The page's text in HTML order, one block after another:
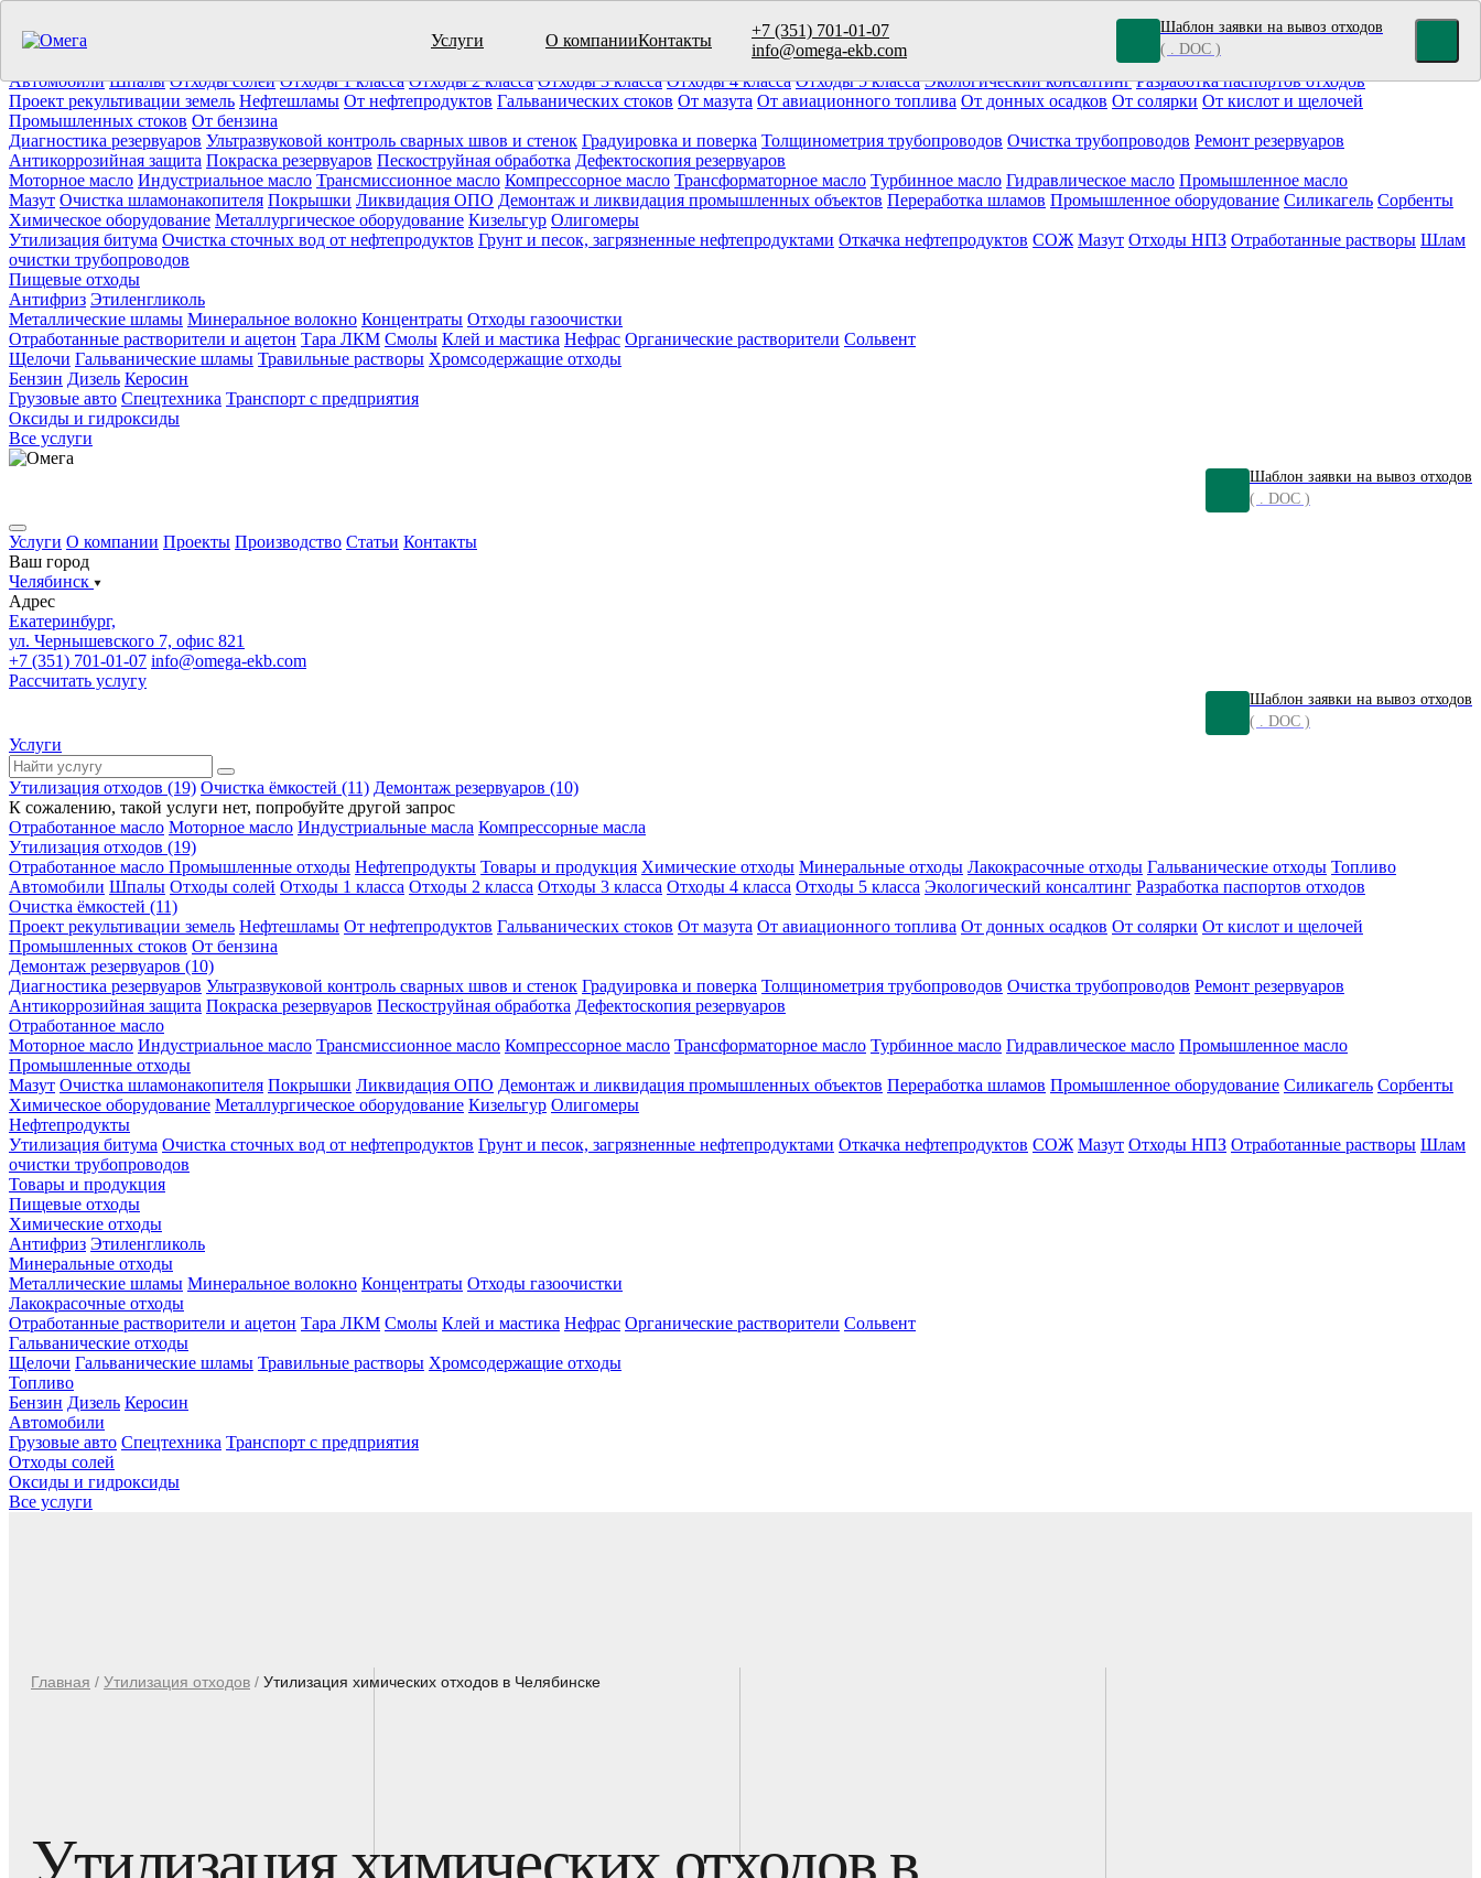
Услуги О компанииКонтакты
+7 (351) 701-01-07
info@omega-ekb.com
Шаблон заявки на вывоз отходов
( . DOC )
Утилизация отходов (19)
Демонтаж резервуаров (10)
Химические отходы Минеральные отходы Лакокрасочные отходы Гальванические отходы
Автомобили Шпалы Отходы солей Отходы 1 класса Отходы 2 класса Отходы 3 класса Отходы 4 класса Отходы 5 класса Экологический консалтинг Разработка паспортов отходов
Проект рекультивации земель Нефтешламы От нефтепродуктов Гальванических стоков От мазута От авиационного топлива От донных осадков От солярки От кислот и щелочей
Промышленных стоков От бензина
Диагностика резервуаров Ультразвуковой контроль сварных швов и стенок Градуировка и поверка Толщинометрия трубопроводов Очистка трубопроводов Ремонт резервуаров
Антикоррозийная защита Покраска резервуаров Пескоструйная обработка Дефектоскопия резервуаров
Моторное масло Индустриальное масло Трансмиссионное масло Компрессорное масло Трансформаторное масло Турбинное масло Гидравлическое масло Промышленное масло
Мазут Очистка шламонакопителя Покрышки Ликвидация ОПО Демонтаж и ликвидация промышленных объектов Переработка шламов Промышленное оборудование Силикагель Сорбенты
Химическое оборудование Металлургическое оборудование Кизельгур Олигомеры
Утилизация битума Очистка сточных вод от нефтепродуктов Грунт и песок, загрязненные нефтепродуктами Откачка нефтепродуктов СОЖ Мазут Отходы НПЗ Отработанные растворы Шлам
очистки трубопроводов
Пищевые отходы
Антифриз Этиленгликоль
Металлические шламы Минеральное волокно Концентраты Отходы газоочистки
Отработанные растворители и ацетон Тара ЛКМ Смолы Клей и мастика Нефрас Органические растворители Сольвент
Щелочи Гальванические шламы Травильные растворы Хромсодержащие отходы
Бензин Дизель Керосин
Грузовые авто Спецтехника Транспорт с предприятия
Оксиды и гидроксиды
Все услуги
Шаблон заявки на вывоз отходов
( . DOC )
Услуги О компании Проекты Производство Статьи Контакты
Ваш город
Челябинск
Адрес
Екатеринбург,
ул. Чернышевского 7, офис 821
+7 (351) 701-01-07 info@omega-ekb.com
Рассчитать услугу
Шаблон заявки на вывоз отходов
( . DOC )
Услуги
Утилизация отходов (19) Очистка ёмкостей (11) Демонтаж резервуаров (10)
К сожалению, такой услуги нет, попробуйте другой запрос
Отработанное масло Моторное масло Индустриальные масла Компрессорные масла
Утилизация отходов (19)
Отработанное масло Промышленные отходы Нефтепродукты Товары и продукция Химические отходы Минеральные отходы Лакокрасочные отходы Гальванические отходы Топливо
Автомобили Шпалы Отходы солей Отходы 1 класса Отходы 2 класса Отходы 3 класса Отходы 4 класса Отходы 5 класса Экологический консалтинг Разработка паспортов отходов
Очистка ёмкостей (11)
Проект рекультивации земель Нефтешламы От нефтепродуктов Гальванических стоков От мазута От авиационного топлива От донных осадков От солярки От кислот и щелочей
Промышленных стоков От бензина
Демонтаж резервуаров (10)
Диагностика резервуаров Ультразвуковой контроль сварных швов и стенок Градуировка и поверка Толщинометрия трубопроводов Очистка трубопроводов Ремонт резервуаров
Антикоррозийная защита Покраска резервуаров Пескоструйная обработка Дефектоскопия резервуаров
Отработанное масло
Моторное масло Индустриальное масло Трансмиссионное масло Компрессорное масло Трансформаторное масло Турбинное масло Гидравлическое масло Промышленное масло
Промышленные отходы
Мазут Очистка шламонакопителя Покрышки Ликвидация ОПО Демонтаж и ликвидация промышленных объектов Переработка шламов Промышленное оборудование Силикагель Сорбенты
Химическое оборудование Металлургическое оборудование Кизельгур Олигомеры
Нефтепродукты
Утилизация битума Очистка сточных вод от нефтепродуктов Грунт и песок, загрязненные нефтепродуктами Откачка нефтепродуктов СОЖ Мазут Отходы НПЗ Отработанные растворы Шлам
очистки трубопроводов
Товары и продукция
Пищевые отходы
Химические отходы
Антифриз Этиленгликоль
Минеральные отходы
Металлические шламы Минеральное волокно Концентраты Отходы газоочистки
Лакокрасочные отходы
Отработанные растворители и ацетон Тара ЛКМ Смолы Клей и мастика Нефрас Органические растворители Сольвент
Гальванические отходы
Щелочи Гальванические шламы Травильные растворы Хромсодержащие отходы
Топливо
Бензин Дизель Керосин
Автомобили
Грузовые авто Спецтехника Транспорт с предприятия
Отходы солей
Оксиды и гидроксиды
Все услуги
Главная / Утилизация отходов / Утилизация химических отходов в Челябинске
Утилизация химических отходов в